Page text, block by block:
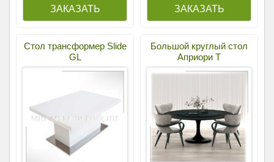
Стол трансформер Slide
GL
Большой круглый стол
Априори Т